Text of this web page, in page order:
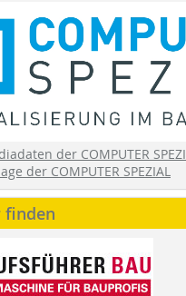
der COMPUTER
der COMPUTER SPEZIAL
finden